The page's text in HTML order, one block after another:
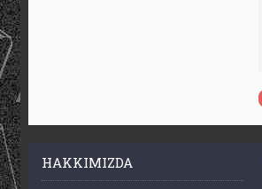
HAKKIMIZDA